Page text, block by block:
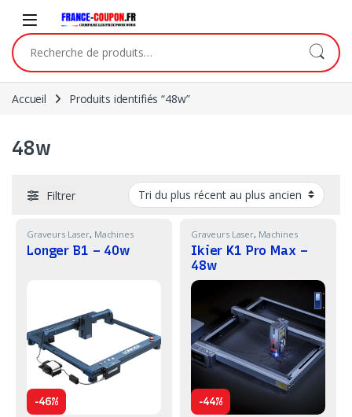
Recherche pour :
Accueil Produits identifiés “48w”
48w
Filtrer
Graveurs Laser, Machines
Longer B1 – 40w
-46%
Graveurs Laser, Machines
Ikier K1 Pro Max –
48w
-44%